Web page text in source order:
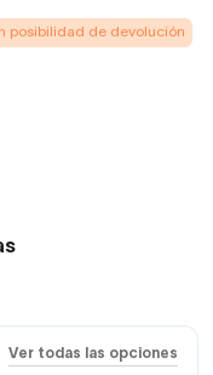
posibilidad de devolución
Ver todas las opciones